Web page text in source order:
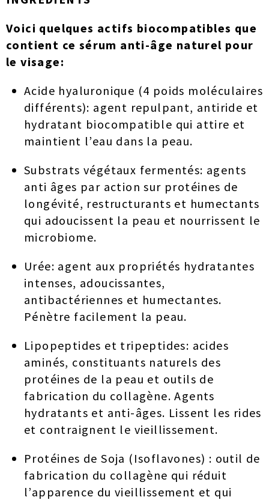
Voici quelques actifs biocompatibles que
contient ce sérum anti-âge naturel pour
le visage:
Acide hyaluronique (4 poids moléculaires
différents): agent repulpant, antiride et
hydratant biocompatible qui attire et
maintient l’eau dans la peau.
Substrats végétaux fermentés: agents
anti âges par action sur protéines de
longévité, restructurants et humectants
qui adoucissent la peau et nourrissent le
microbiome.
Urée: agent aux propriétés hydratantes
intenses, adoucissantes,
antibactériennes et humectantes.
Pénètre facilement la peau.
Lipopeptides et tripeptides: acides
aminés, constituants naturels des
protéines de la peau et outils de
fabrication du collagène. Agents
hydratants et anti-âges. Lissent les rides
et contraignent le vieillissement.
Protéines de Soja (Isoflavones) : outil de
fabrication du collagène qui réduit
l’apparence du vieillissement et qui